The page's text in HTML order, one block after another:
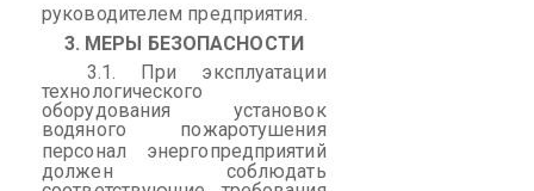
руководителем предприятия.
3. МЕРЫ БЕЗОПАСНОСТИ
3.1. При эксплуатации
технологического
оборудования установок
водяного пожаротушения
персонал энергопредприятий
должен соблюдать